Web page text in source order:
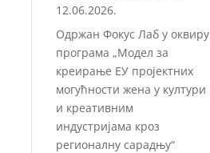
12.06.2026.
Одржан Фокус Лаб у оквиру
програма „Модел за
креирање ЕУ пројектних
могућности жена у култури
и креативним
индустријама кроз
регионалну сарадњу“